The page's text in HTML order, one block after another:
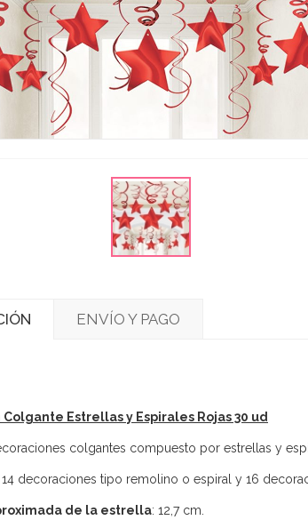
ENVÍO Y PAGO
Colgante Estrellas y Espirales Rojas 30 ud
colgantes compuesto por estrellas y
14 decoraciones tipo remolino o espiral y 16
de la estrella: 12,7 cm.